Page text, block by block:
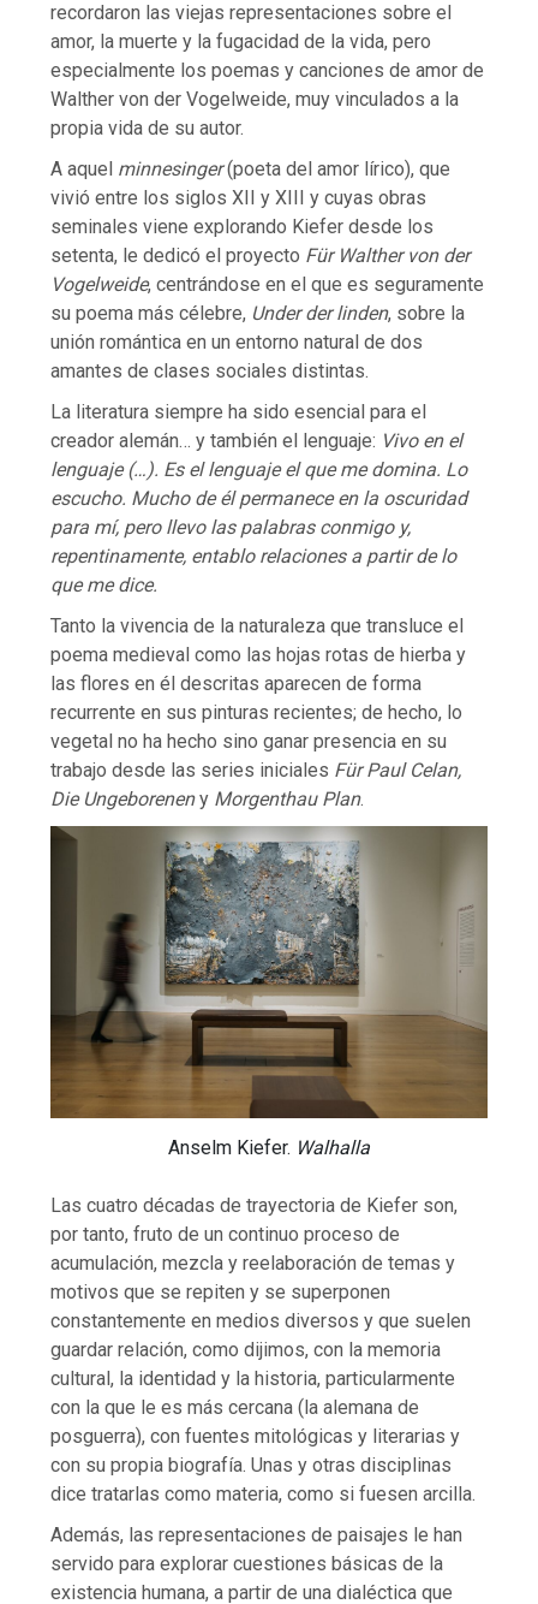
recordaron las viejas representaciones sobre el
amor, la muerte y la fugacidad de la vida, pero
especialmente los poemas y canciones de amor de
Walther von der Vogelweide, muy vinculados a la
propia vida de su autor.
A aquel minnesinger(poeta del amor lírico), que
vivió entre los siglos XII y XIII y cuyas obras
seminales viene explorando Kiefer desde los
setenta, le dedicó el proyecto Für Walther von der
Vogelweide, centrándose en el que es seguramente
su poema más célebre, Under der linden, sobre la
unión romántica en un entorno natural de dos
amantes de clases sociales distintas.
La literatura siempre ha sido esencial para el
creador alemán… y también el lenguaje: Vivo en el
lenguaje (…). Es el lenguaje el que me domina. Lo
escucho. Mucho de él permanece en la oscuridad
para mí, pero llevo las palabras conmigo y,
repentinamente, entablo relaciones a partir de lo
que me dice.
Tanto la vivencia de la naturaleza que transluce el
poema medieval como las hojas rotas de hierba y
las flores en él descritas aparecen de forma
recurrente en sus pinturas recientes; de hecho, lo
vegetal no ha hecho sino ganar presencia en su
trabajo desde las series iniciales Für Paul Celan,
Die Ungeboreneny Morgenthau Plan.
Anselm Kiefer. Walhalla
Las cuatro décadas de trayectoria de Kiefer son,
por tanto, fruto de un continuo proceso de
acumulación, mezcla y reelaboración de temas y
motivos que se repiten y se superponen
constantemente en medios diversos y que suelen
guardar relación, como dijimos, con la memoria
cultural, la identidad y la historia, particularmente
con la que le es más cercana (la alemana de
posguerra), con fuentes mitológicas y literarias y
con su propia biografía. Unas y otras disciplinas
dice tratarlas como materia, como si fuesen arcilla.
Además, las representaciones de paisajes le han
servido para explorar cuestiones básicas de la
existencia humana, a partir de una dialéctica que